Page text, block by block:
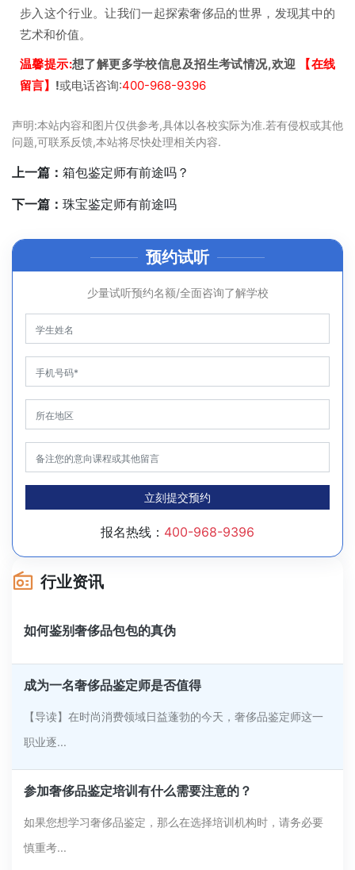
步入这个行业。让我们一起探索奢侈品的世界，发现其中的
艺术和价值。
温馨提示:想了解更多学校信息及招生考试情况,欢迎
【在线
留言】 !或电话咨询:400-968-9396
声明:本站内容和图片仅供参考,具体以各校实际为准.若有侵权或其他
问题,可联系反馈,本站将尽快处理相关内容.
上一篇： 箱包鉴定师有前途吗？
下一篇： 珠宝鉴定师有前途吗
预约试听
少量试听预约名额/全面咨询了解学校
立刻提交预约
报名热线： 400-968-9396
行业资讯
如何鉴别奢侈品包包的真伪
成为一名奢侈品鉴定师是否值得
【导读】在时尚消费领域日益蓬勃的今天，奢侈品鉴定师这一
职业逐...
参加奢侈品鉴定培训有什么需要注意的？
如果您想学习奢侈品鉴定，那么在选择培训机构时，请务必要
慎重考...